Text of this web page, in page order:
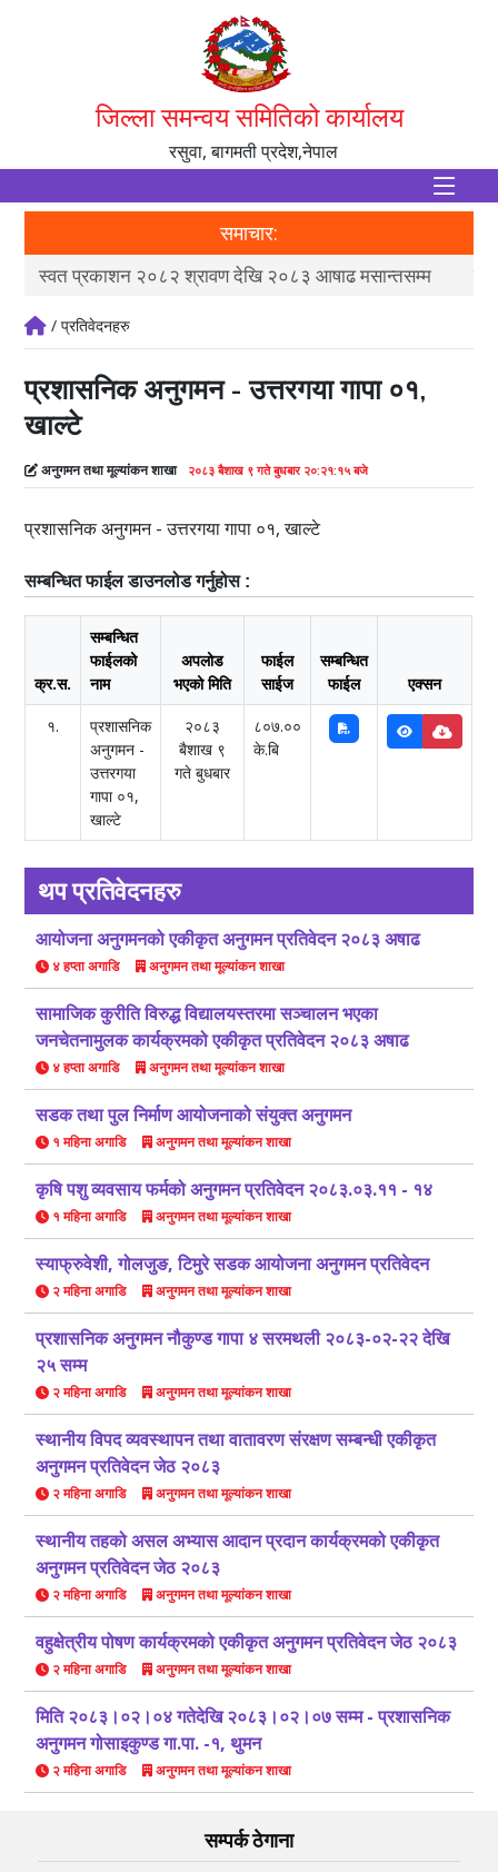
जिल्ला समन्वय समितिको कार्यालय
रसुवा, बागमती प्रदेश,नेपाल
समाचार:
स्वत प्रकाशन २०८२ श्रावण देखि २०८३ आषाढ मसान्तसम्म
/ प्रतिवेदनहरु
प्रशासनिक अनुगमन - उत्तरगया गापा ०१,
खाल्टे
अनुगमन तथा मूल्यांकन शाखा २०८३ बैशाख ९ गते बुधबार २०:२१:१५ बजे
प्रशासनिक अनुगमन - उत्तरगया गापा ०१, खाल्टे
सम्बन्धित फाईल डाउनलोड गर्नुहोस :
क्र.स.
सम्बन्धित
फाईलको
नाम
अपलोड
भएको मिति
फाईल
साईज
सम्बन्धित
फाईल
एक्सन
१.
प्रशासनिक
अनुगमन -
उत्तरगया
गापा ०१,
खाल्टे
२०८३
बैशाख ९
गते बुधबार
८०७.००
के.बि
थप प्रतिवेदनहरु
आयोजना अनुगमनको एकीकृत अनुगमन प्रतिवेदन २०८३ अषाढ
४ हप्ता अगाडि अनुगमन तथा मूल्यांकन शाखा
सामाजिक कुरीति विरुद्ध विद्यालयस्तरमा सञ्चालन भएका
जनचेतनामुलक कार्यक्रमको एकीकृत प्रतिवेदन २०८३ अषाढ
४ हप्ता अगाडि अनुगमन तथा मूल्यांकन शाखा
सडक तथा पुल निर्माण आयोजनाको संयुक्त अनुगमन
१ महिना अगाडि अनुगमन तथा मूल्यांकन शाखा
कृषि पशु व्यवसाय फर्मको अनुगमन प्रतिवेदन २०८३.०३.११ - १४
१ महिना अगाडि अनुगमन तथा मूल्यांकन शाखा
स्याफ्रुवेशी, गोलजुङ, टिमुरे सडक आयोजना अनुगमन प्रतिवेदन
२ महिना अगाडि अनुगमन तथा मूल्यांकन शाखा
प्रशासनिक अनुगमन नौकुण्ड गापा ४ सरमथली २०८३-०२-२२ देखि
२५ सम्म
२ महिना अगाडि अनुगमन तथा मूल्यांकन शाखा
स्थानीय विपद व्यवस्थापन तथा वातावरण संरक्षण सम्बन्धी एकीकृत
अनुगमन प्रतिवेदन जेठ २०८३
२ महिना अगाडि अनुगमन तथा मूल्यांकन शाखा
स्थानीय तहको असल अभ्यास आदान प्रदान कार्यक्रमको एकीकृत
अनुगमन प्रतिवेदन जेठ २०८३
२ महिना अगाडि अनुगमन तथा मूल्यांकन शाखा
वहुक्षेत्रीय पोषण कार्यक्रमको एकीकृत अनुगमन प्रतिवेदन जेठ २०८३
२ महिना अगाडि अनुगमन तथा मूल्यांकन शाखा
मिति २०८३।०२।०४ गतेदेखि २०८३।०२।०७ सम्म - प्रशासनिक
अनुगमन गोसाइकुण्ड गा.पा. -१, थुमन
२ महिना अगाडि अनुगमन तथा मूल्यांकन शाखा
सम्पर्क ठेगाना